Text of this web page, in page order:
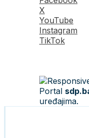
X
YouTube
Instagram
TikTok
Portal
uređajima.